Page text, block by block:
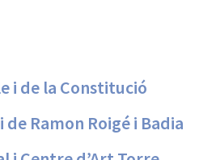
i de la Constitució
Ramon Roigé i Badia